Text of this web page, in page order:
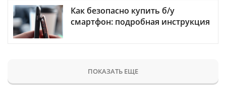
Как безопасно купить б/у
смартфон: подробная инструкция
ПОКАЗАТЬ ЕЩЕ